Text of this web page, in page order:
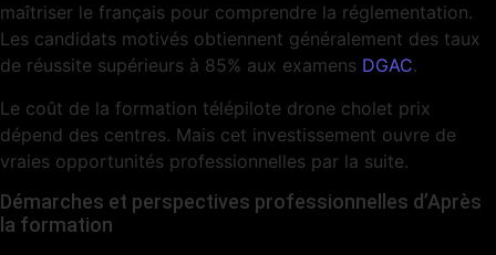
maîtriser le français pour comprendre la réglementation.
Les candidats motivés obtiennent généralement des taux
de réussite supérieurs à 85% aux examens DGAC.
Le coût de la formation télépilote drone cholet prix
dépend des centres. Mais cet investissement ouvre de
vraies opportunités professionnelles par la suite.
Démarches et perspectives professionnelles d’Après
la formation